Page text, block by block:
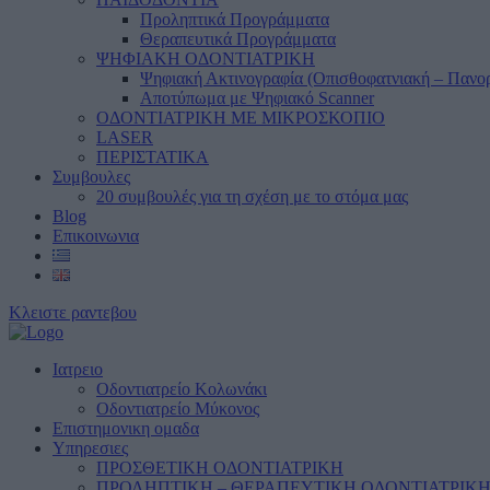
Προληπτικά Προγράμματα
Θεραπευτικά Προγράμματα
ΨΗΦΙΑΚΗ ΟΔΟΝΤΙΑΤΡΙΚΗ
Ψηφιακή Ακτινογραφία (Οπισθοφατνιακή –
Αποτύπωμα με Ψηφιακό Scanner
ΟΔΟΝΤΙΑΤΡΙΚΗ ΜΕ ΜΙΚΡΟΣΚΟΠΙΟ
LASER
ΠΕΡΙΣΤΑΤΙΚΑ
Συμβουλες
20 συμβουλές για τη σχέση με το στόμα μας
Blog
Επικοινωνια
Κλειστε ραντεβου
Ιατρειο
Οδοντιατρείο Κολωνάκι
Οδοντιατρείο Μύκονος
Επιστημονικη ομαδα
Υπηρεσιες
ΠΡΟΣΘΕΤΙΚΗ ΟΔΟΝΤΙΑΤΡΙΚΗ